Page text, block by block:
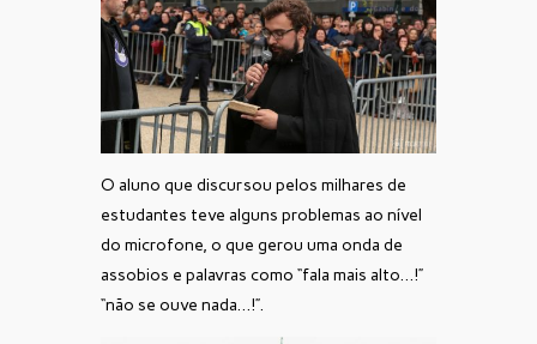
O aluno que discursou pelos milhares de
estudantes teve alguns problemas ao nível
do microfone, o que gerou uma onda de
assobios e palavras como “fala mais alto…!”
“não se ouve nada…!”.